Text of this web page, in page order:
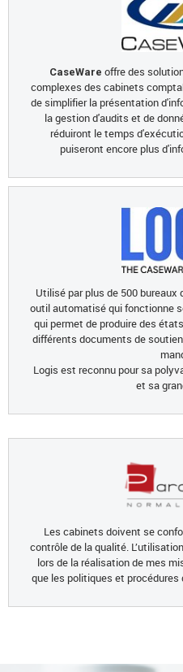
CaseWare offre des
complexes des cabinets
de simplifier la présentation
la gestion d'audits et de
réduiront le temps
puiseront encore plus
Utilisé par plus de 500 bureaux
outil automatisé qui fonctionne
qui permet de produire des
différents documents de
Logis est reconnu pour sa
et sa
Les cabinets doivent se
contrôle de la qualité.
lors de la réalisation de mes
que les politiques et